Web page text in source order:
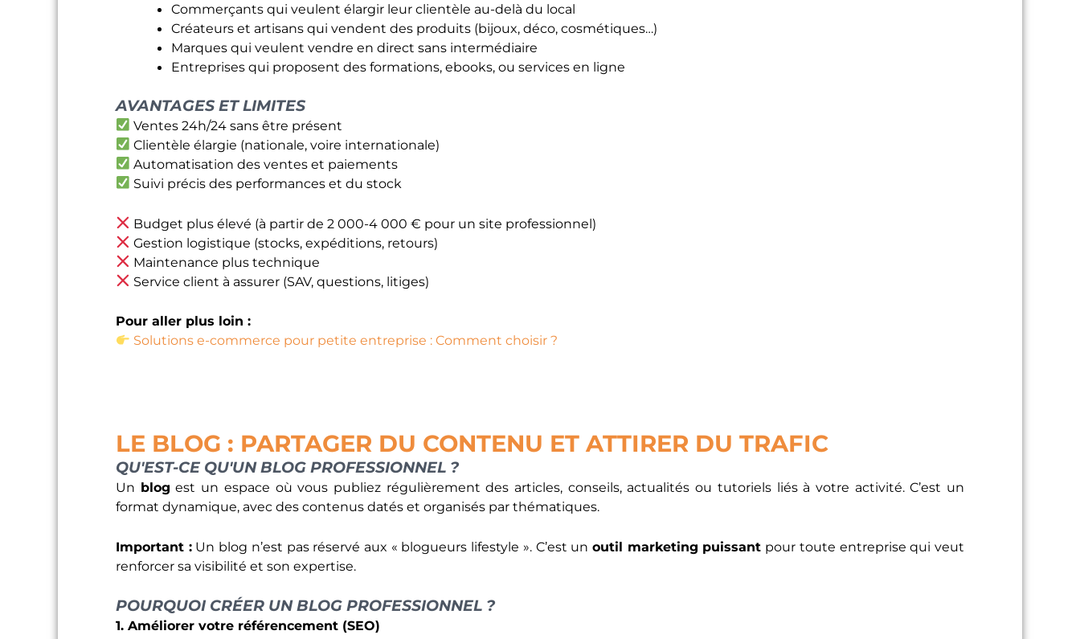
Commerçants qui veulent élargir leur clientèle au-delà du local
Créateurs et artisans qui vendent des produits (bijoux, déco, cosmétiques…)
Marques qui veulent vendre en direct sans intermédiaire
Entreprises qui proposent des formations, ebooks, ou services en ligne
AVANTAGES ET LIMITES
Ventes 24h/24 sans être présent
Clientèle élargie (nationale, voire internationale)
Automatisation des ventes et paiements
Suivi précis des performances et du stock
Budget plus élevé (à partir de 2 000-4 000 € pour un site professionnel)
Gestion logistique (stocks, expéditions, retours)
Maintenance plus technique
Service client à assurer (SAV, questions, litiges)
Pour aller plus loin :
Solutions e-commerce pour petite entreprise : Comment choisir ?
LE BLOG : PARTAGER DU CONTENU ET ATTIRER DU TRAFIC
QU'EST-CE QU'UN BLOG PROFESSIONNEL ?
Un blog est un espace où vous publiez régulièrement des articles, conseils, actualités ou tutoriels liés à votre activité. C’est un
format dynamique, avec des contenus datés et organisés par thématiques.
Important :Un blog n’est pas réservé aux « blogueurs lifestyle ». C’est unoutil marketing puissant pour toute entreprise qui veut
renforcer sa visibilité et son expertise.
POURQUOI CRÉER UN BLOG PROFESSIONNEL ?
1. Améliorer votre référencement (SEO)